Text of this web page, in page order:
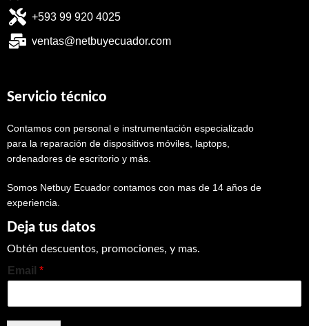
+593 99 920 4025
ventas@netbuyecuador.com
Servicio técnico
Contamos con personal e instrumentación especializado
para la reparación de dispositivos móviles, laptops,
ordenadores de escritorio y más.
Somos Netbuy Ecuador contamos con mas de 14 años de
experiencia.
Deja tus datos
Obtén descuentos, promociones, y mas.
Email *